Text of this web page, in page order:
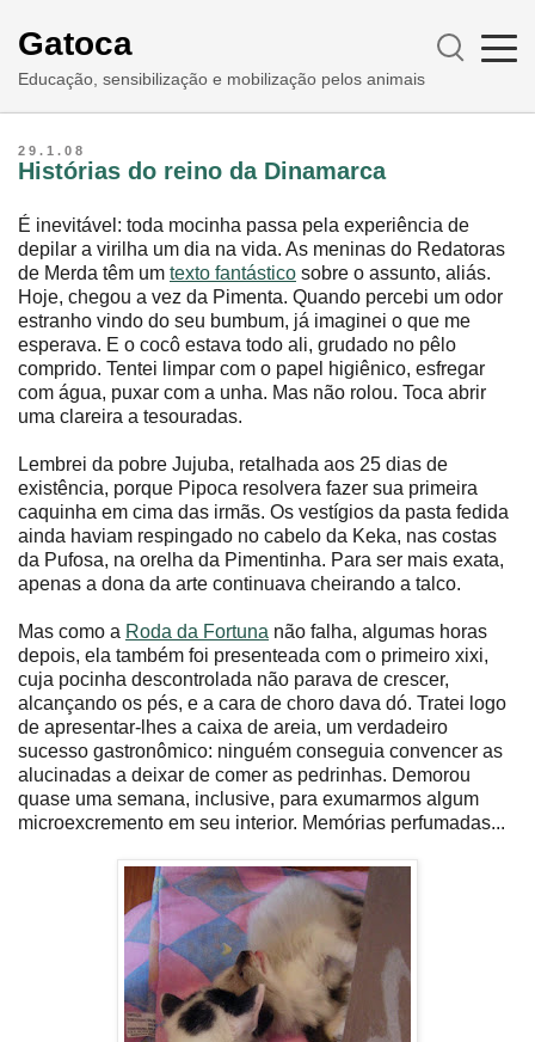
Gatoca
Educação, sensibilização e mobilização pelos animais
29.1.08
Histórias do reino da Dinamarca
É inevitável: toda mocinha passa pela experiência de
depilar a virilha um dia na vida. As meninas do Redatoras
de Merda têm um texto fantástico sobre o assunto, aliás.
Hoje, chegou a vez da Pimenta. Quando percebi um odor
estranho vindo do seu bumbum, já imaginei o que me
esperava. E o cocô estava todo ali, grudado no pêlo
comprido. Tentei limpar com o papel higiênico, esfregar
com água, puxar com a unha. Mas não rolou. Toca abrir
uma clareira a tesouradas.
Lembrei da pobre Jujuba, retalhada aos 25 dias de
existência, porque Pipoca resolvera fazer sua primeira
caquinha em cima das irmãs. Os vestígios da pasta fedida
ainda haviam respingado no cabelo da Keka, nas costas
da Pufosa, na orelha da Pimentinha. Para ser mais exata,
apenas a dona da arte continuava cheirando a talco.
Mas como a Roda da Fortuna não falha, algumas horas
depois, ela também foi presenteada com o primeiro xixi,
cuja pocinha descontrolada não parava de crescer,
alcançando os pés, e a cara de choro dava dó. Tratei logo
de apresentar-lhes a caixa de areia, um verdadeiro
sucesso gastronômico: ninguém conseguia convencer as
alucinadas a deixar de comer as pedrinhas. Demorou
quase uma semana, inclusive, para exumarmos algum
microexcremento em seu interior. Memórias perfumadas...